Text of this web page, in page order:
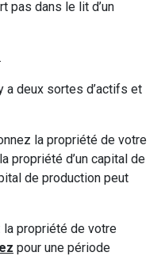
pas dans le lit d’un
a deux sortes d’actifs et
la propriété de votre
propriété d’un capital de
de production peut
propriété de votre
pour une période